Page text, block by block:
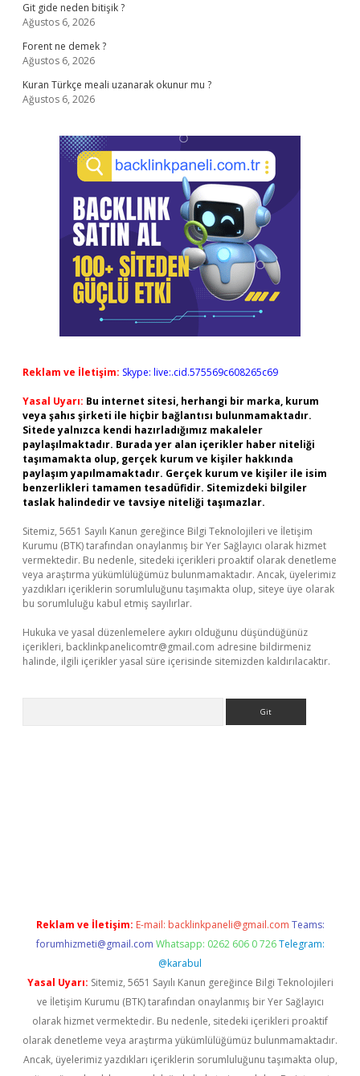
Git gide neden bitişik ?
Ağustos 6, 2026
Forent ne demek ?
Ağustos 6, 2026
Kuran Türkçe meali uzanarak okunur mu ?
Ağustos 6, 2026
Reklam ve İletişim: Skype: live:.cid.575569c608265c69
Yasal Uyarı: Bu internet sitesi, herhangi bir marka, kurum
veya şahıs şirketi ile hiçbir bağlantısı bulunmamaktadır.
Sitede yalnızca kendi hazırladığımız makaleler
paylaşılmaktadır. Burada yer alan içerikler haber niteliği
taşımamakta olup, gerçek kurum ve kişiler hakkında
paylaşım yapılmamaktadır. Gerçek kurum ve kişiler ile isim
benzerlikleri tamamen tesadüfidir. Sitemizdeki bilgiler
taslak halindedir ve tavsiye niteliği taşımazlar.
Sitemiz, 5651 Sayılı Kanun gereğince Bilgi Teknolojileri ve İletişim
Kurumu (BTK) tarafından onaylanmış bir Yer Sağlayıcı olarak hizmet
vermektedir. Bu nedenle, sitedeki içerikleri proaktif olarak denetleme
veya araştırma yükümlülüğümüz bulunmamaktadır. Ancak, üyelerimiz
yazdıkları içeriklerin sorumluluğunu taşımakta olup, siteye üye olarak
bu sorumluluğu kabul etmiş sayılırlar.
Hukuka ve yasal düzenlemelere aykırı olduğunu düşündüğünüz
içerikleri, backlinkpanelicomtr@gmail.com adresine bildirmeniz
halinde, ilgili içerikler yasal süre içerisinde sitemizden kaldırılacaktır.
Reklam ve İletişim: E-mail: backlinkpaneli@gmail.com Teams:
forumhizmeti@gmail.com Whatsapp: 0262 606 0 726 Telegram:
@karabul
Yasal Uyarı: Sitemiz, 5651 Sayılı Kanun gereğince Bilgi Teknolojileri
ve İletişim Kurumu (BTK) tarafından onaylanmış bir Yer Sağlayıcı
olarak hizmet vermektedir. Bu nedenle, sitedeki içerikleri proaktif
olarak denetleme veya araştırma yükümlülüğümüz bulunmamaktadır.
Ancak, üyelerimiz yazdıkları içeriklerin sorumluluğunu taşımakta olup,